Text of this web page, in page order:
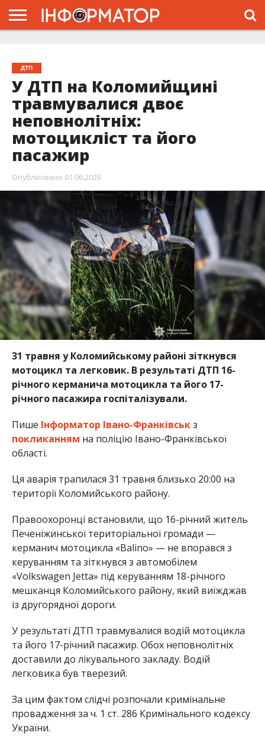
ДТП
У ДТП на Коломийщині
травмувалися двоє
неповнолітніх:
мотоцикліст та його
пасажир
Опубліковано 01.06.2026
31 травня у Коломийському районі зіткнувся
мотоцикл та легковик. В результаті ДТП 16-
річного керманича мотоцикла та його 17-
річного пасажира госпіталізували.
Пише Інформатор Івано-Франківськз
покликанням на поліцію Івано-Франківської
області.
Ця аварія трапилася 31 травня близько 20:00 на
території Коломийського району.
Правоохоронці встановили, що 16-річний житель
Печеніжинської територіальної громади —
керманич мотоцикла «Balino» — не впорався з
керуванням та зіткнувся з автомобілем
«Volkswagen Jetta» під керуванням 18-річного
мешканця Коломийського району, який виїжджав
із другорядної дороги.
У результаті ДТП травмувалися водій мотоцикла
та його 17-річний пасажир. Обох неповнолітніх
доставили до лікувального закладу. Водій
легковика був тверезий.
За цим фактом слідчі розпочали кримінальне
провадження за ч. 1 ст. 286 Кримінального кодексу
України.